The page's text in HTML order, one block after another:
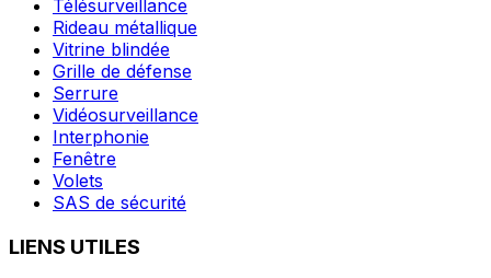
Télésurveillance
Rideau métallique
Vitrine blindée
Grille de défense
Serrure
Vidéosurveillance
Interphonie
Fenêtre
Volets
SAS de sécurité
LIENS UTILES